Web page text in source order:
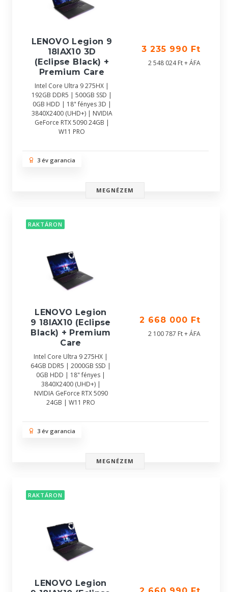
LENOVO Legion 9
18IAX10 3D
(Eclipse Black) +
Premium Care
Intel Core Ultra 9 275HX |
192GB DDR5 | 500GB SSD |
0GB HDD | 18" fényes 3D |
3840X2400 (UHD+) | NVIDIA
GeForce RTX 5090 24GB |
W11 PRO
3 235 990 Ft
2 548 024 Ft + ÁFA
3 év garancia
MEGNÉZEM
RAKTÁRON
LENOVO Legion
9 18IAX10 (Eclipse
Black) + Premium
Care
Intel Core Ultra 9 275HX |
64GB DDR5 | 2000GB SSD |
0GB HDD | 18" fényes |
3840X2400 (UHD+) |
NVIDIA GeForce RTX 5090
24GB | W11 PRO
2 668 000 Ft
2 100 787 Ft + ÁFA
3 év garancia
MEGNÉZEM
RAKTÁRON
LENOVO Legion